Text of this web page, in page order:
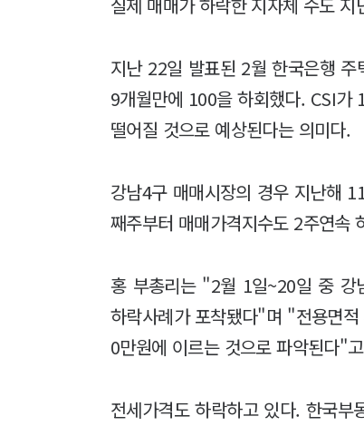
지난 22일 발표된 2월 한국은행
9개월만에 100을 하회했다. CSI가
떨어질 것으로 예상된다는 의미다.
강남4구 매매시장의 경우 지난해
째주부터 매매가격지수도 2주연속
홍 부총리는 "2월 1일~20일 중 강
하락사례가 포착됐다"며 "전용면
0만원에 이르는 것으로 파악된다"
전세가격도 하락하고 있다. 한국